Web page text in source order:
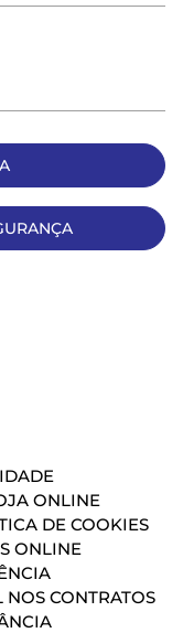
ONLINE
DE COOKIES
ONLINE
CONTRATOS